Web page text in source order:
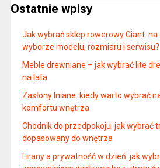
Ostatnie wpisy
Jak wybrać sklep rowerowy Giant:
wyborze modelu, rozmiaru i serwisu?
Meble drewniane – jak wybrać lite
na lata
Zasłony lniane: kiedy warto wybrać
komfortu wnętrza
Chodnik do przedpokoju: jak wybrać
dopasowany do wnętrza
Firany a prywatność w dzień: jak